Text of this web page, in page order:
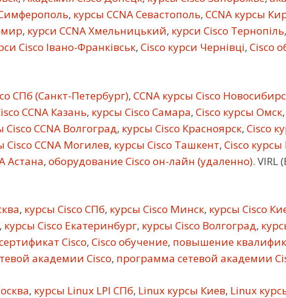
, курсы CCNA Севастополь, CCNA курсы
, курси CCNA Хмельницький, курси Cisco Тернопіль,
Cisco Івано-Франківськ, Cisco курси Чернівці, Cisco
СПб (Санкт-Петербург), CCNA курсы Cisco
CCNA Казань, курсы Cisco Самара, Cisco курсы Омск,
Cisco CCNA Волгоград, курсы Cisco Красноярск, Cisco
Cisco CCNA Могилев, курсы Cisco Ташкент, Cisco курсы
Астана, оборудование Cisco он-лайн (удаленно).
, курсы Cisco СПб, курсы Cisco Минск, курсы Cisco
, курсы Cisco Екатеринбург, курсы Cisco Волгоград,
Cisco, Cisco обучение, повышение
академии Cisco, программа сетевой академии
, курсы Linux LPI СПб, Linux курсы Киев, Linux